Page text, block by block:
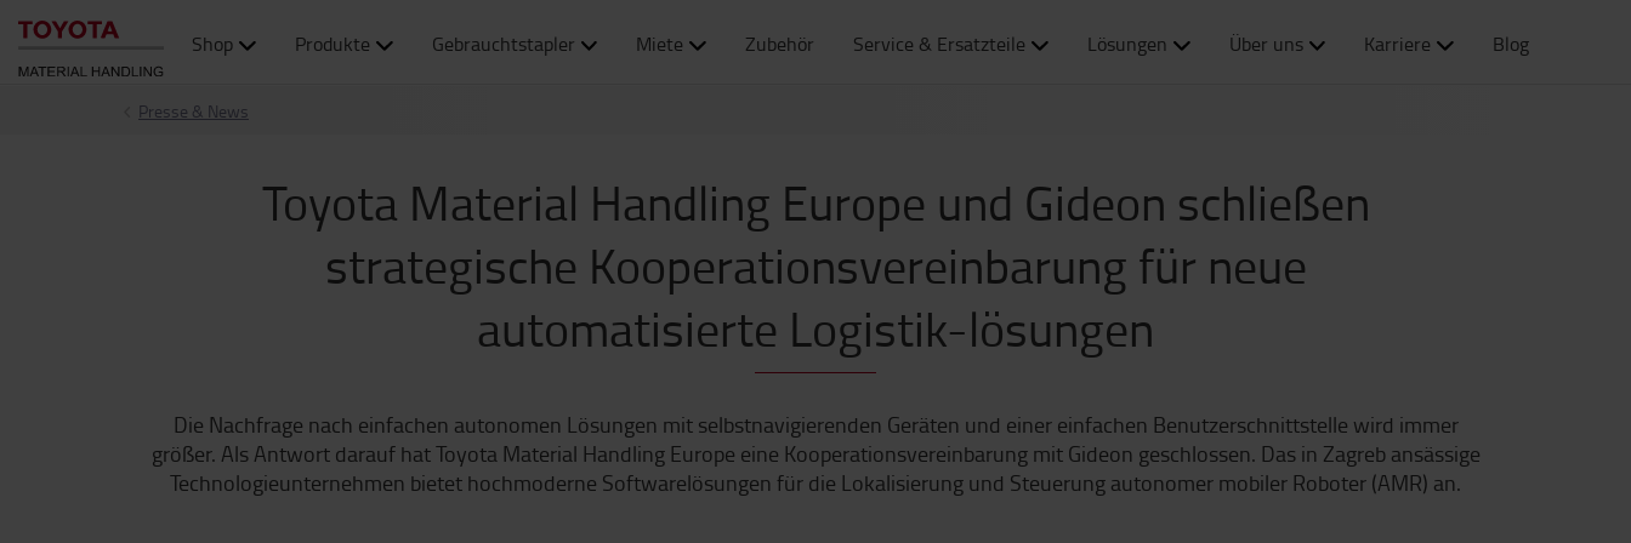
Shop Produkte Gebrauchtstapler Miete Zubehör Service & Ersatzteile Lösungen Über uns Karriere Blog
Presse & News
Toyota Material Handling Europe und Gideon schließen
strategische Kooperationsvereinbarung für neue
automatisierte Logistik-lösungen
Die Nachfrage nach einfachen autonomen Lösungen mit selbstnavigierenden Geräten und einer einfachen Benutzerschnittstelle wird immer
größer. Als Antwort darauf hat Toyota Material Handling Europe eine Kooperationsvereinbarung mit Gideon geschlossen. Das in Zagreb ansässige
Technologieunternehmen bietet hochmoderne Softwarelösungen für die Lokalisierung und Steuerung autonomer mobiler Roboter (AMR) an.